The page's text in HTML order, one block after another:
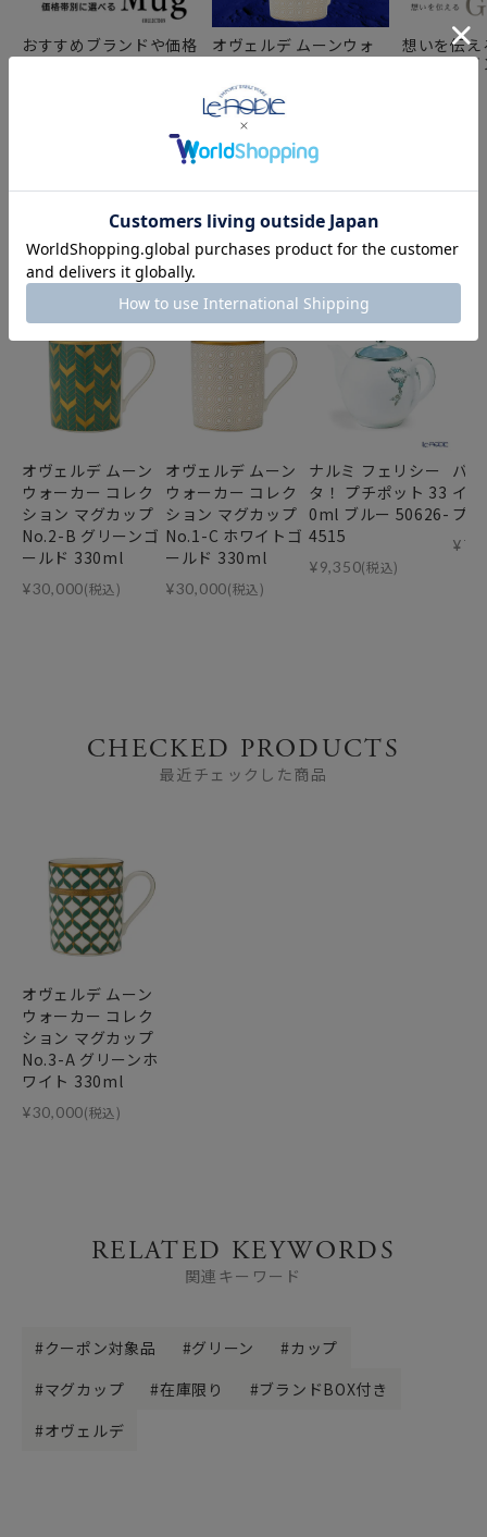
おすすめブランドや価格
帯別に選べる「マグカッ
オヴェルデ ムーンウォ
ーカー マグカップ
【EXPO 2025 万博 フラ
ンスパビリオン記念】
想いを伝
バレンタ
YOU MAY ALSO LIKE
あなたにおすすめの商品
オヴェルデ ムーン
ウォーカー コレク
ション マグカップ
No.2-B グリーンゴ
ールド 330ml
¥30,000(税込)
オヴェルデ ムーン
ウォーカー コレク
ション マグカップ
No.1-C ホワイトゴ
ールド 330ml
¥30,000(税込)
ナルミ フェリシー
タ！ プチポット 33
0ml ブルー 50626-
4515
¥9,350(税込)
バ
イ
プ
¥
CHECKED PRODUCTS
最近チェックした商品
オヴェルデ ムーン
ウォーカー コレク
ション マグカップ
No.3-A グリーンホ
ワイト 330ml
¥30,000(税込)
RELATED KEYWORDS
関連キーワード
クーポン対象品 グリーン
カップ
マグカップ
在庫限り
ブランドBOX付き
オヴェルデ